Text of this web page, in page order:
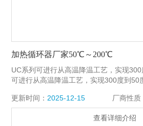
加热循环器厂家50℃～200℃
UC系列可进行从高温降温工艺，实现
可进行从高温降温工艺，实现300度到50
更新时间： 2025-12-15 厂商性质
查看详细介绍